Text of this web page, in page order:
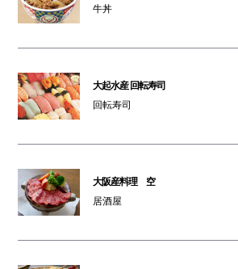
牛丼
大起水産 回転寿司
回転寿司
大阪産料理 空
居酒屋